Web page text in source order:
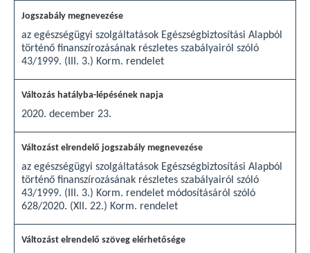
az egészségügyi szolgáltatások Egészségbiztosítási Alapból
történő finanszírozásának részletes szabályairól szóló
43/1999. (III. 3.) Korm. rendelet
2020. december 23.
az egészségügyi szolgáltatások Egészségbiztosítási Alapból
történő finanszírozásának részletes szabályairól szóló
43/1999. (III. 3.) Korm. rendelet módosításáról szóló
628/2020. (XII. 22.) Korm. rendelet